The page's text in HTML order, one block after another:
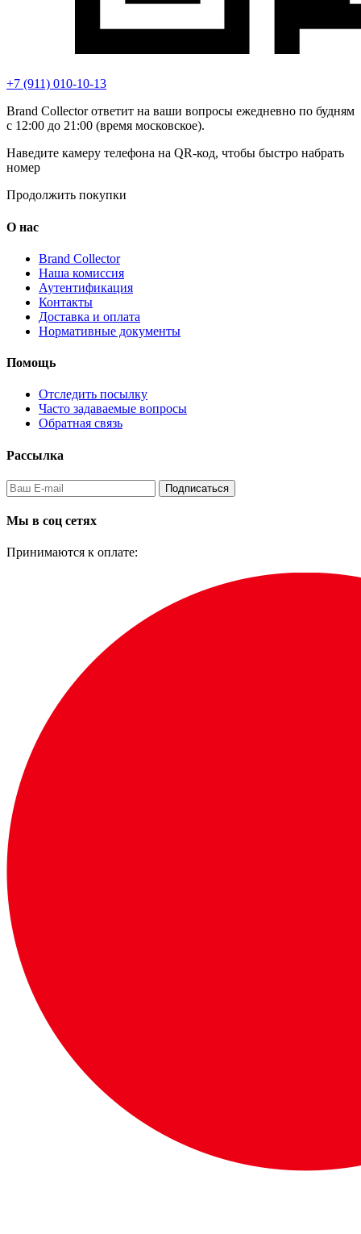
+7 (911) 010-10-13
Brand Collector ответит на ваши вопросы ежедневно по будням
с 12:00 до 21:00 (время московское).
Наведите камеру телефона на QR-код, чтобы быстро набрать
номер
Продолжить покупки
О нас
Brand Collector
Наша комиссия
Аутентификация
Контакты
Доставка и оплата
Нормативные документы
Помощь
Отследить посылку
Часто задаваемые вопросы
Обратная связь
Рассылка
Подписаться
Мы в соц сетях
Принимаются к оплате: